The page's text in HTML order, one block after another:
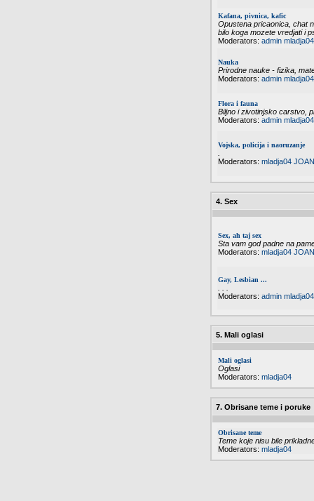
Kafana, pivnica, kafic
Opustena pricaonica, chat
bilo koga mozete vredjati i
Moderators: admin mladja04
Nauka
Prirodne nauke - fizika,
Moderators: admin mladja04
Flora i fauna
Biljno i zivotinjsko carstvo,
Moderators: admin mladja04
Vojska, policija i naoruzanje
Moderators: mladja04
4. Sex
Sex, ah taj sex
Sta vam god padne na
Moderators: mladja04
Gay, Lesbian ...
Moderators: admin mladja04
5. Mali oglasi
Mali oglasi
Oglasi
Moderators: mladja04
7. Obrisane teme i poruke
Obrisane teme
Teme koje nisu bile
Moderators: mladja04